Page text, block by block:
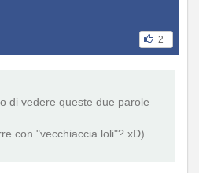
2
di vedere queste due parole
con "vecchiaccia loli"? xD)